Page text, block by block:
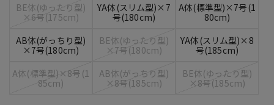
BE体(ゆったり型)
×6号(175cm)
YA体(スリム型)×7
号(180cm)
A体(標準型)×7号(1
80cm)
AB体(がっちり型)
×7号(180cm)
BE体(ゆったり型)
×7号(180cm)
YA体(スリム型)×8
号(185cm)
A体(標準型)×8号(1
85cm)
AB体(がっちり型)
×8号(185cm)
BE体(ゆったり型)
×8号(185cm)